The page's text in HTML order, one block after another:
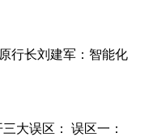
行长刘建军：智能化
大误区： 误区一：